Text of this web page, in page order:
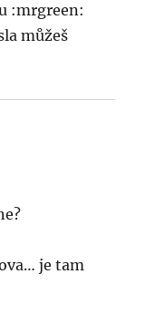
:mrgreen:
můžeš
je tam